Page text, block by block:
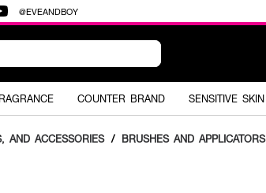
@EVEANDBOY
COUNTER BRAND SENSITIVE SKIN
AND ACCESSORIES / BRUSHES AND APPLICATORS